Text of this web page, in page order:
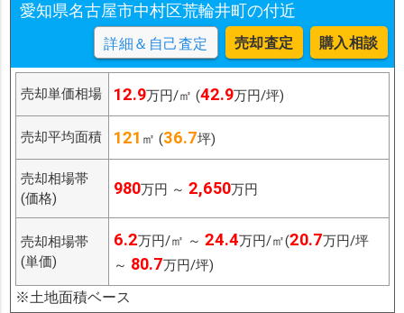
愛知県名古屋市中村区荒輪井町の付近
詳細＆自己査定 売却査定 購入相談
売却単価相場 12.9万円/㎡ (42.9万円/坪)
売却平均面積 121 ㎡ (36.7坪)
売却相場帯
(価格)
980万円 ～ 2,650万円
売却相場帯
(単価)
6.2万円/㎡ ～ 24.4万円/㎡(20.7万円/坪
～ 80.7万円/坪)
※土地面積ベース